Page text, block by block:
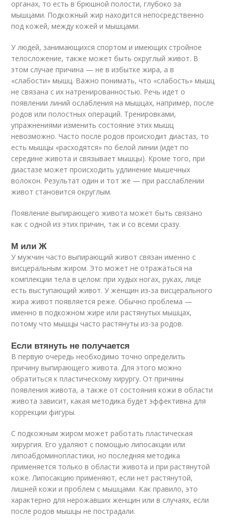
органах, то есть в брюшной полости, глубоко за
мышцами. Подкожный жир находится непосредственно
под кожей, между кожей и мышцами.
У людей, занимающихся спортом и имеющих стройное
телосложение, также может быть округлый живот. В
этом случае причина — не в избытке жира, а в
«слабости» мышц. Важно понимать, что «слабость» мышц
не связана с их натренированностью. Речь идет о
появлении линий ослабления на мышцах, например, после
родов или полостных операций. Тренировками,
упражнениями изменить состояние этих мышц
невозможно. Часто после родов происходит диастаз, то
есть мышцы «расходятся» по белой линии (идет по
середине живота и связывает мышцы). Кроме того, при
диастазе может происходить удлинение мышечных
волокон. Результат один и тот же — при расслаблении
живот становится округлым.
Появление выпирающего живота может быть связано
как с одной из этих причин, так и со всеми сразу.
М или Ж
У мужчин часто выпирающий живот связан именно с
висцеральным жиром. Это может не отражаться на
комплекции тела в целом: при худых ногах, руках, лице
есть выступающий живот. У женщин из-за висцерального
жира живот появляется реже. Обычно проблема —
именно в подкожном жире или растянутых мышцах,
потому что мышцы часто растянуты из-за родов.
Если втянуть не получается
В первую очередь необходимо точно определить
причину выпирающего живота. Для этого можно
обратиться к пластическому хирургу. От причины
появления живота, а также от состояния кожи в области
живота зависит, какая методика будет эффективна для
коррекции фигуры.
С подкожным жиром может работать пластическая
хирургия. Его удаляют с помощью липосакции или
липоабдоминопластики, но последняя методика
применяется только в области живота и при растянутой
коже. Липосакцию применяют, если нет растянутой,
лишней кожи и проблем с мышцами. Как правило, это
характерно для нерожавших женщин или в случаях, если
после родов мышцы не пострадали.